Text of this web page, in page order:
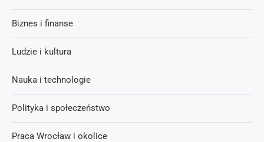
Biznes i finanse
Ludzie i kultura
Nauka i technologie
Polityka i społeczeństwo
Praca Wrocław i okolice